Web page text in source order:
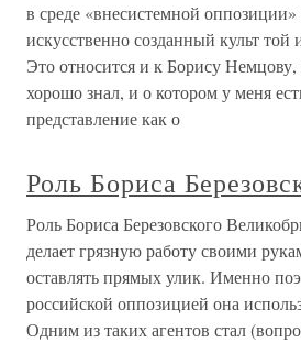
в среде «внесистемной оппозиции»
искусственно созданный культ
Это относится и к Борису Немцову,
хорошо знал, и о котором у меня
представление как о
Роль Бориса
Роль Бориса Березовского
делает грязную работу своими
оставлять прямых улик. Именно
российской оппозицией она
Одним из таких агентов стал